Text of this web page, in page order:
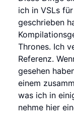
ich in VSLs
geschrieben
Thrones. Ich
Referenz.
gesehen
einem
was ich in
nehme hier